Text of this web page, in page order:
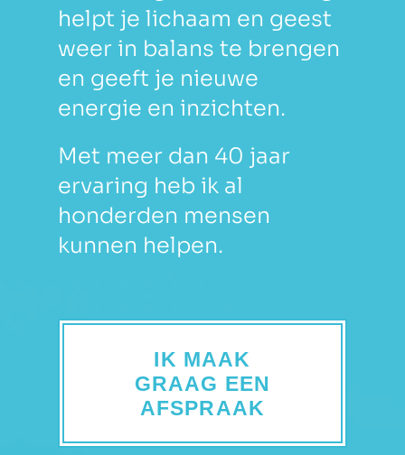
helpt je lichaam en geest
weer in balans te brengen
en geeft je nieuwe
energie en inzichten.
Met meer dan 40 jaar
ervaring heb ik al
honderden mensen
kunnen helpen.
IK MAAK
GRAAG EEN
AFSPRAAK